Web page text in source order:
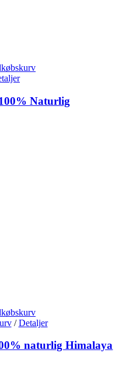
Naturlig
/ Detaljer
naturlig Himalaya